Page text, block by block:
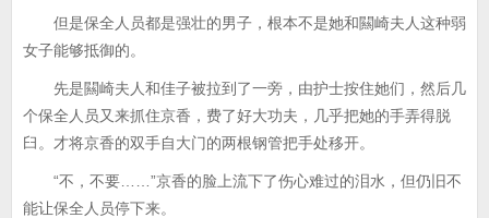
但是保全人员都是强壮的男子，根本不是她和闗崎夫人这种弱
女子能够抵御的。
先是闗崎夫人和佳子被拉到了一旁，由护士按住她们，然后几
个保全人员又来抓住京香，费了好大功夫，几乎把她的手弄得脱
臼。才将京香的双手自大门的两根钢管把手处移开。
“不，不要……”京香的脸上流下了伤心难过的泪水，但仍旧不
能让保全人员停下来。